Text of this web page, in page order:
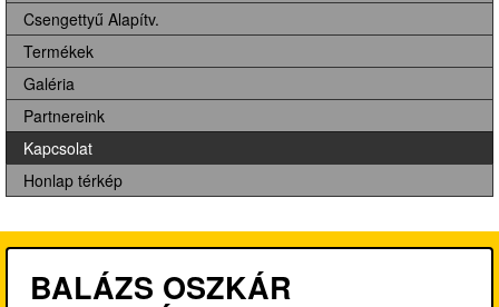
Csengettyű Alapítv.
Termékek
Galéria
Partnereink
Kapcsolat
Honlap térkép
BALÁZS OSZKÁR